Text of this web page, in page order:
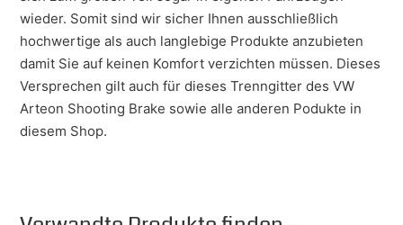
wieder. Somit sind wir sicher Ihnen ausschließlich
hochwertige als auch langlebige Produkte anzubieten
damit Sie auf keinen Komfort verzichten müssen. Dieses
Versprechen gilt auch für dieses Trenngitter des VW
Arteon Shooting Brake sowie alle anderen Podukte in
diesem Shop.